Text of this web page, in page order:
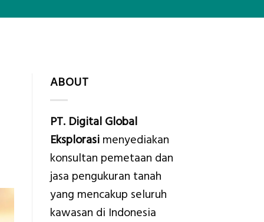
ABOUT
PT. Digital Global
Eksplorasimenyediakan
konsultan pemetaan dan
jasa pengukuran tanah
yang mencakup seluruh
kawasan di Indonesia